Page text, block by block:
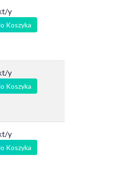
y
Koszyka
y
Koszyka
y
Koszyka